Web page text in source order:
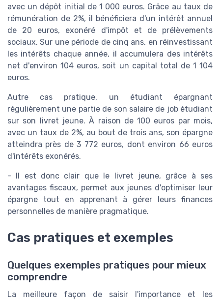
avec un dépôt initial de 1 000 euros. Grâce au taux de
rémunération de 2%, il bénéficiera d'un intérêt annuel
de 20 euros, exonéré d'impôt et de prélèvements
sociaux. Sur une période de cinq ans, en réinvestissant
les intérêts chaque année, il accumulera des intérêts
net d'environ 104 euros, soit un capital total de 1 104
euros.
Autre cas pratique, un étudiant épargnant
régulièrement une partie de son salaire de job étudiant
sur son livret jeune. À raison de 100 euros par mois,
avec un taux de 2%, au bout de trois ans, son épargne
atteindra près de 3 772 euros, dont environ 66 euros
d'intérêts exonérés.
- Il est donc clair que le livret jeune, grâce à ses
avantages fiscaux, permet aux jeunes d'optimiser leur
épargne tout en apprenant à gérer leurs finances
personnelles de manière pragmatique.
Cas pratiques et exemples
Quelques exemples pratiques pour mieux
comprendre
La meilleure façon de saisir l'importance et les